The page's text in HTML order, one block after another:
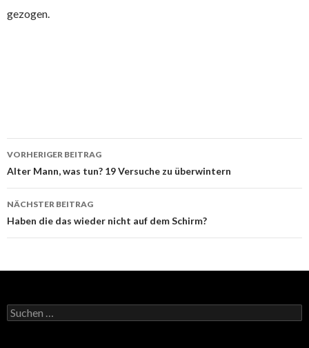
gezogen.
Beitrags-
Navigation
VORHERIGER BEITRAG
Alter Mann, was tun? 19 Versuche zu überwintern
NÄCHSTER BEITRAG
Haben die das wieder nicht auf dem Schirm?
Suchen
nach: